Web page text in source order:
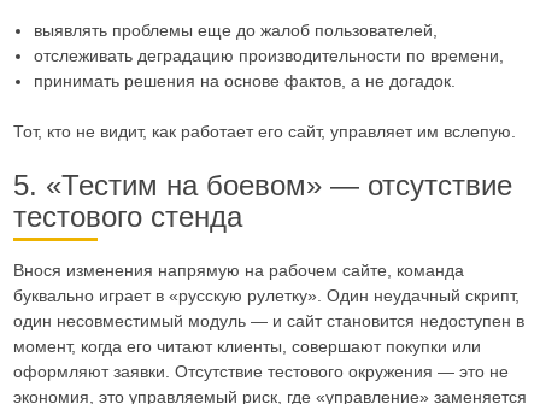
выявлять проблемы еще до жалоб пользователей,
отслеживать деградацию производительности по времени,
принимать решения на основе фактов, а не догадок.
Тот, кто не видит, как работает его сайт, управляет им вслепую.
5. «Тестим на боевом» — отсутствие
тестового стенда
Внося изменения напрямую на рабочем сайте, команда
буквально играет в «русскую рулетку». Один неудачный скрипт,
один несовместимый модуль — и сайт становится недоступен в
момент, когда его читают клиенты, совершают покупки или
оформляют заявки. Отсутствие тестового окружения — это не
экономия, это управляемый риск, где «управление» заменяется